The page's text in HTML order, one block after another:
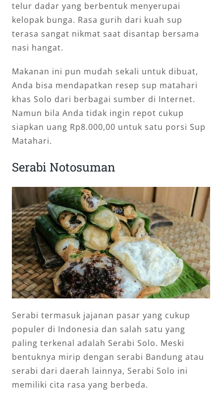
telur dadar yang berbentuk menyerupai
kelopak bunga. Rasa gurih dari kuah sup
terasa sangat nikmat saat disantap bersama
nasi hangat.
Makanan ini pun mudah sekali untuk dibuat,
Anda bisa mendapatkan resep sup matahari
khas Solo dari berbagai sumber di Internet.
Namun bila Anda tidak ingin repot cukup
siapkan uang Rp8.000,00 untuk satu porsi Sup
Matahari.
Serabi Notosuman
Serabi termasuk jajanan pasar yang cukup
populer di Indonesia dan salah satu yang
paling terkenal adalah Serabi Solo. Meski
bentuknya mirip dengan serabi Bandung atau
serabi dari daerah lainnya, Serabi Solo ini
memiliki cita rasa yang berbeda.